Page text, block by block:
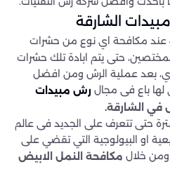
الشارقة
عند مكافحة اي نوع من حشرات
حتى يتم ابادة تلك حشرات
بعد عملية الرش ومن افضل
لها باع فى مجال رش مبيدات
في الشارقة.
حتى تتعرف على الجديد فى عالم
او البيولوجية التي تقضي على
ومن خلال مكافحة النمل الابيض